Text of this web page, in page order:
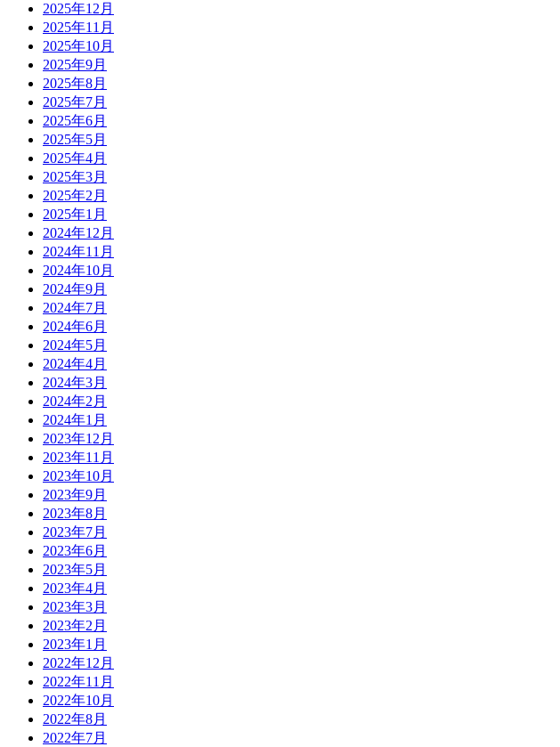
2025年12月
2025年11月
2025年10月
2025年9月
2025年8月
2025年7月
2025年6月
2025年5月
2025年4月
2025年3月
2025年2月
2025年1月
2024年12月
2024年11月
2024年10月
2024年9月
2024年7月
2024年6月
2024年5月
2024年4月
2024年3月
2024年2月
2024年1月
2023年12月
2023年11月
2023年10月
2023年9月
2023年8月
2023年7月
2023年6月
2023年5月
2023年4月
2023年3月
2023年2月
2023年1月
2022年12月
2022年11月
2022年10月
2022年8月
2022年7月